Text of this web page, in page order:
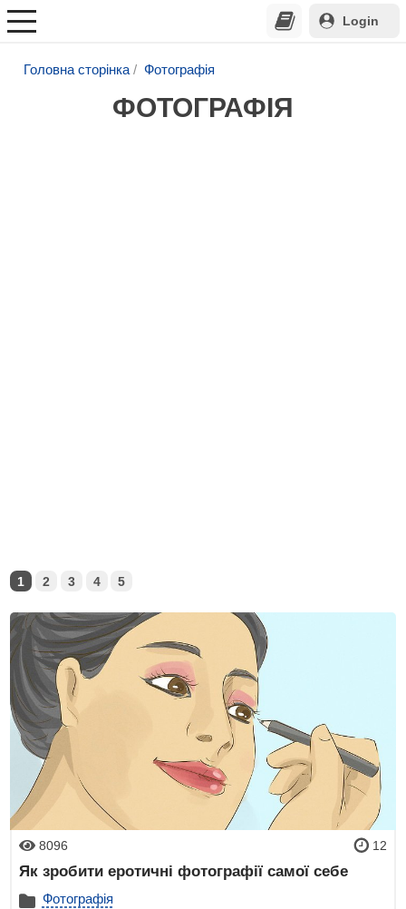
Login
Головна сторінка Фотографія
ФОТОГРАФІЯ
1 2 3 4 5
8096 12
Як зробити еротичні фотографії самої себе
Фотографія